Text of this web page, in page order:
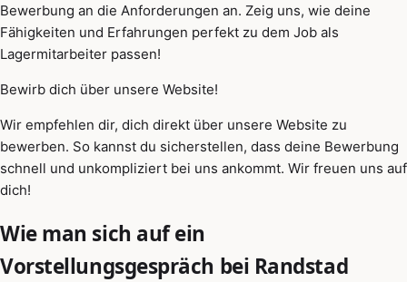
Bewerbung an die Anforderungen an. Zeig uns, wie deine
Fähigkeiten und Erfahrungen perfekt zu dem Job als
Lagermitarbeiter passen!
Bewirb dich über unsere Website!
Wir empfehlen dir, dich direkt über unsere Website zu
bewerben. So kannst du sicherstellen, dass deine Bewerbung
schnell und unkompliziert bei uns ankommt. Wir freuen uns auf
dich!
Wie man sich auf ein
Vorstellungsgespräch bei Randstad